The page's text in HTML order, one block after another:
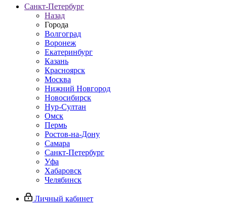
Санкт-Петербург
Назад
Города
Волгоград
Воронеж
Екатеринбург
Казань
Красноярск
Москва
Нижний Новгород
Новосибирск
Нур-Султан
Омск
Пермь
Ростов-на-Дону
Самара
Санкт-Петербург
Уфа
Хабаровск
Челябинск
Личный кабинет